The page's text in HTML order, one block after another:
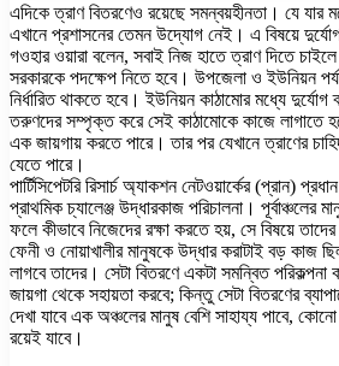
এদিকে ত্রাণ বিতরণেও রয়েছে সমন্বয়হীনতা। যে যার
এখানে প্রশাসনের তেমন উদ্যোগ নেই। এ বিষয়ে
গওহার ওয়ারা বলেন, সবাই নিজ হাতে ত্রাণ দিতে
সরকারকে পদক্ষেপ নিতে হবে। উপজেলা ও ইউনিয়ন
নির্ধারিত থাকতে হবে। ইউনিয়ন কাঠামোর মধ্যে
তরুণদের সম্পৃক্ত করে সেই কাঠামোকে কাজে লাগাতে
এক জায়গায় করতে পারে। তার পর যেখানে ত্রাণের
যেতে পারে।
পার্টিসিপেটরি রিসার্চ অ্যাকশন নেটওয়ার্কের (প্রান)
প্রাথমিক চ্যালেঞ্জ উদ্ধারকাজ পরিচালনা। পূর্বাঞ্চলের
ফলে কীভাবে নিজেদের রক্ষা করতে হয়, সে বিষয়ে
ফেনী ও নোয়াখালীর মানুষকে উদ্ধার করাটাই বড় কাজ
লাগবে তাদের। সেটা বিতরণে একটা সমন্বিত পরিকল্পনা
জায়গা থেকে সহায়তা করবে; কিন্তু সেটা বিতরণের
দেখা যাবে এক অঞ্চলের মানুষ বেশি সাহায্য পাবে,
রয়েই যাবে।